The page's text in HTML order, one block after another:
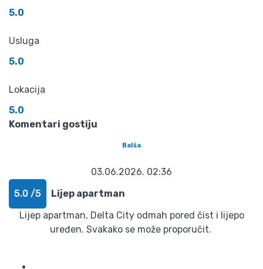
5.0
Usluga
5.0
Lokacija
5.0
Komentari gostiju
Balša
03.06.2026. 02:36
5.0 /5
Lijep apartman
Lijep apartman, Delta City odmah pored čist i lijepo
uređen. Svakako se može proporučit.